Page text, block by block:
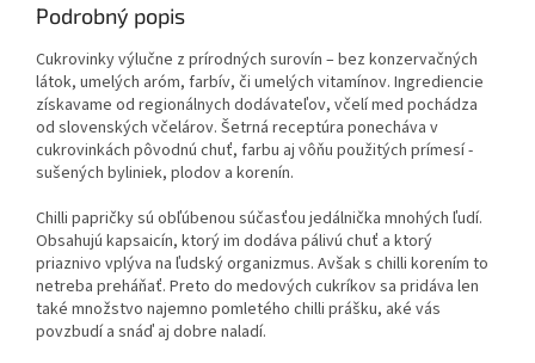
Podrobný popis
Cukrovinky výlučne z prírodných surovín – bez konzervačných
látok, umelých aróm, farbív, či umelých vitamínov. Ingrediencie
získavame od regionálnych dodávateľov, včelí med pochádza
od slovenských včelárov. Šetrná receptúra ponecháva v
cukrovinkách pôvodnú chuť, farbu aj vôňu použitých prímesí -
sušených byliniek, plodov a korenín.
Chilli papričky sú obľúbenou súčasťou jedálnička mnohých ľudí.
Obsahujú kapsaicín, ktorý im dodáva pálivú chuť a ktorý
priaznivo vplýva na ľudský organizmus. Avšak s chilli korením to
netreba preháňať. Preto do medových cukríkov sa pridáva len
také množstvo najemno pomletého chilli prášku, aké vás
povzbudí a snáď aj dobre naladí.